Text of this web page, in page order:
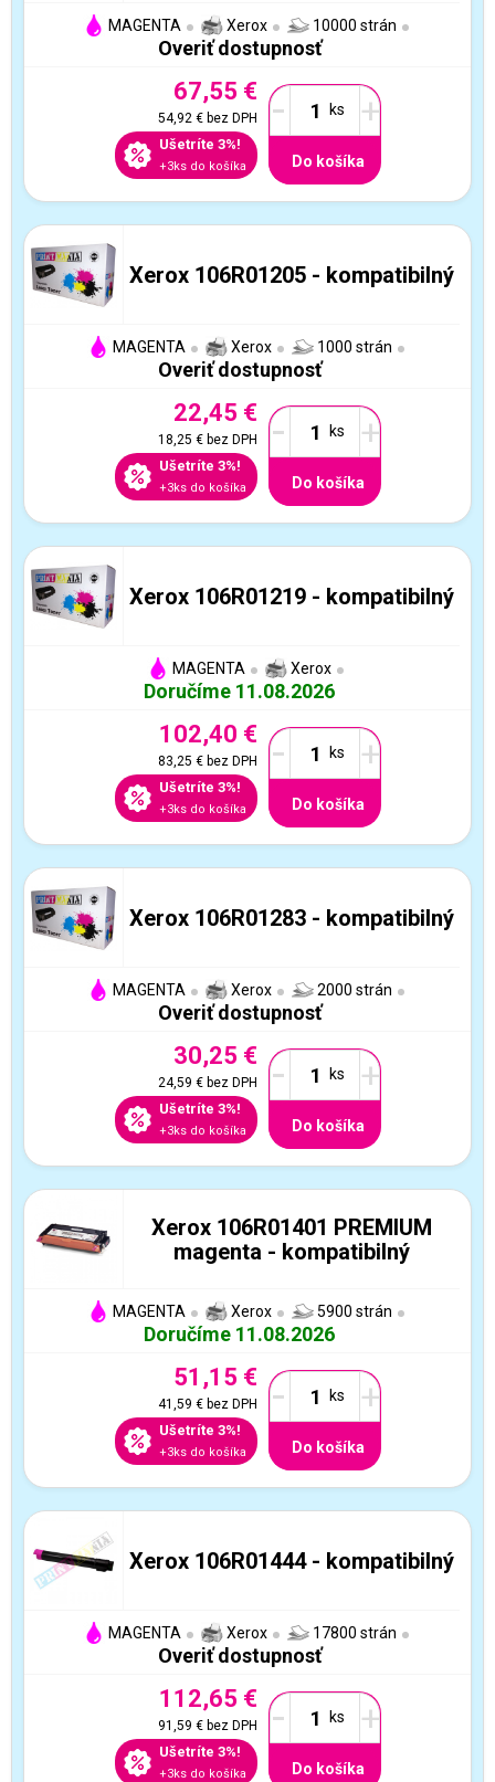
MAGENTA Xerox 10000 strán
Overiť dostupnosť
67,55 €
54,92 €bez DPH
Ušetríte 3%!
+3ks do košíka
- +
Do košíka
Xerox 106R01205 - kompatibilný
MAGENTA Xerox 1000 strán
Overiť dostupnosť
22,45 €
18,25 €bez DPH
Ušetríte 3%!
+3ks do košíka
- +
Do košíka
Xerox 106R01219 - kompatibilný
MAGENTA Xerox
Doručíme 11.08.2026
102,40 €
83,25 €bez DPH
Ušetríte 3%!
+3ks do košíka
- +
Do košíka
Xerox 106R01283 - kompatibilný
MAGENTA Xerox 2000 strán
Overiť dostupnosť
30,25 €
24,59 €bez DPH
Ušetríte 3%!
+3ks do košíka
- +
Do košíka
Xerox 106R01401 PREMIUM
magenta - kompatibilný
MAGENTA Xerox 5900 strán
Doručíme 11.08.2026
51,15 €
41,59 €bez DPH
Ušetríte 3%!
+3ks do košíka
- +
Do košíka
Xerox 106R01444 - kompatibilný
MAGENTA Xerox 17800 strán
Overiť dostupnosť
112,65 €
91,59 €bez DPH
Ušetríte 3%!
+3ks do košíka
- +
Do košíka